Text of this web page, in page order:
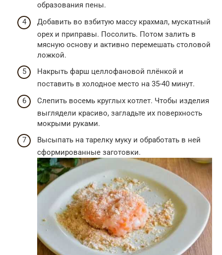
образования пены.
Добавить во взбитую массу крахмал, мускатный
орех и приправы. Посолить. Потом залить в
мясную основу и активно перемешать столовой
ложкой.
Накрыть фарш целлофановой плёнкой и
поставить в холодное место на 35-40 минут.
Слепить восемь круглых котлет. Чтобы изделия
выглядели красиво, загладьте их поверхность
мокрыми руками.
Высыпать на тарелку муку и обработать в ней
сформированные заготовки.